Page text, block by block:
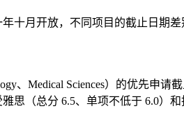
十月开放，不同项目的截止日期差
、Medical Sciences）的优先申
思（总分 6.5、单项不低于 6.0）